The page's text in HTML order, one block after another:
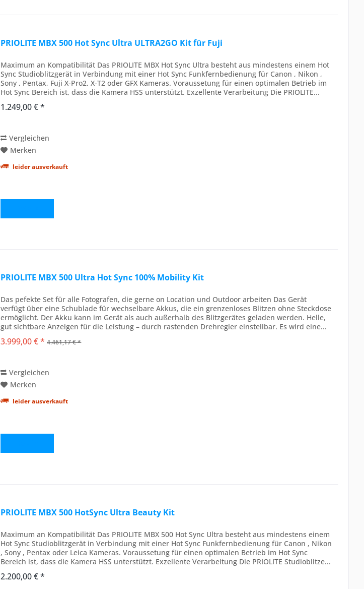
PRIOLITE MBX 500 Hot Sync Ultra ULTRA2GO Kit für Fuji
Maximum an Kompatibilität Das PRIOLITE MBX Hot Sync Ultra besteht aus mindestens einem Hot
Sync Studioblitzgerät in Verbindung mit einer Hot Sync Funkfernbedienung für Canon , Nikon ,
Sony , Pentax, Fuji X-Pro2, X-T2 oder GFX Kameras. Voraussetung für einen optimalen Betrieb im
Hot Sync Bereich ist, dass die Kamera HSS unterstützt. Exzellente Verarbeitung Die PRIOLITE...
1.249,00 € *
Vergleichen
Merken
leider ausverkauft
PRIOLITE MBX 500 Ultra Hot Sync 100% Mobility Kit
Das pefekte Set für alle Fotografen, die gerne on Location und Outdoor arbeiten Das Gerät
verfügt über eine Schublade für wechselbare Akkus, die ein grenzenloses Blitzen ohne Steckdose
ermöglicht. Der Akku kann im Gerät als auch außerhalb des Blitzgerätes geladen werden. Helle,
gut sichtbare Anzeigen für die Leistung – durch rastenden Drehregler einstellbar. Es wird eine...
3.999,00 € * 4.461,17 € *
Vergleichen
Merken
leider ausverkauft
PRIOLITE MBX 500 HotSync Ultra Beauty Kit
Maximum an Kompatibilität Das PRIOLITE MBX 500 Hot Sync Ultra besteht aus mindestens einem
Hot Sync Studioblitzgerät in Verbindung mit einer Hot Sync Funkfernbedienung für Canon , Nikon
, Sony , Pentax oder Leica Kameras. Voraussetung für einen optimalen Betrieb im Hot Sync
Bereich ist, dass die Kamera HSS unterstützt. Exzellente Verarbeitung Die PRIOLITE Studioblitze...
2.200,00 € *